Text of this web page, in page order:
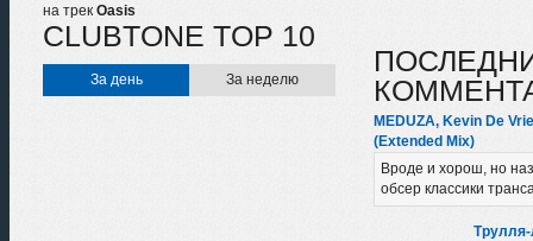
на трек Oasis
CLUBTONE TOP 10
За день За неделю
MEDUZA, Kevin De
(Extended Mix)
Вроде и хорош, но
обсер классики